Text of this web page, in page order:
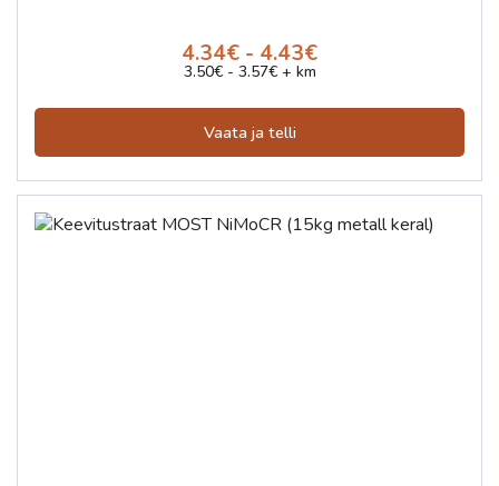
4.34€ - 4.43€
3.50€ - 3.57€ + km
Vaata ja telli